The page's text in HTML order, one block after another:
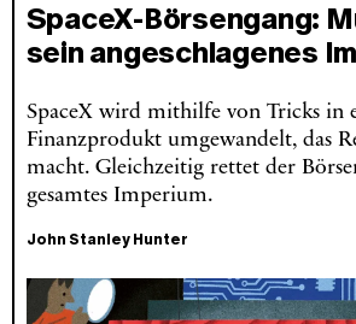
SpaceX‑Börsengang:
sein angeschlagenes
SpaceX wird mithilfe von Tricks in
Finanzprodukt umgewandelt, das
macht. Gleichzeitig rettet der
gesamtes Imperium.
John Stanley Hunter